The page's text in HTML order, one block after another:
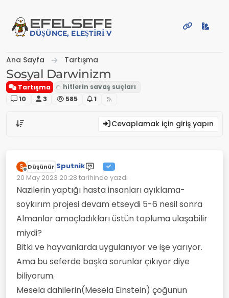
EFELSEFE
DÜŞÜNCE, ELEŞTIRI VE PAYLAŞIM PLATFORMU
Ana Sayfa Tartışma
Sosyal Darwinizm
Tartışma
10
3 585 1
Cevaplamak için giriş yapın
S
Çevrimdışı
Düşünür Sputnik
20 May 2023 20:28 tarihinde yazdı
Son düzenleyen:
Nazilerin yaptığı hasta insanları ayıklama-
soykırım projesi devam etseydi 5-6 nesil sonra
Almanlar amaçladıkları üstün topluma ulaşabilir
miydi?
Bitki ve hayvanlarda uygulanıyor ve işe yarıyor.
Ama bu seferde başka sorunlar çıkıyor diye
biliyorum.
Mesela dahilerin(Mesela Einstein) çoğunun